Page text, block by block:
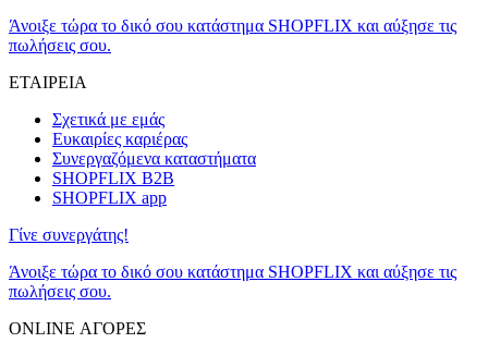
Άνοιξε τώρα το δικό σου κατάστημα SHOPFLIX και αύξησε τις
πωλήσεις σου.
ΕΤΑΙΡΕΙΑ
Σχετικά με εμάς
Ευκαιρίες καριέρας
Συνεργαζόμενα καταστήματα
SHOPFLIX B2B
SHOPFLIX app
Γίνε συνεργάτης!
Άνοιξε τώρα το δικό σου κατάστημα SHOPFLIX και αύξησε τις
πωλήσεις σου.
ONLINE ΑΓΟΡΕΣ